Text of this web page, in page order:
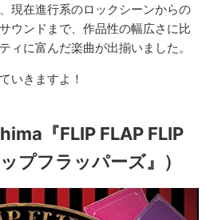
現在進行系のロックシーンからの
ウンドまで、作品性の幅広さに比
ィに富んだ楽曲が出揃いました。
いきますよ！
『FLIP FLAP FLIP
プフラッパーズ』）